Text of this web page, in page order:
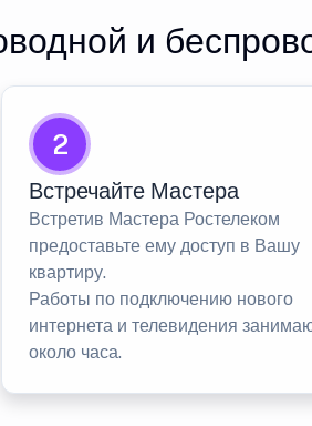
и
2
Встречайте Мастера
Встретив Мастера Ростелеком
предоставьте ему доступ в Вашу
квартиру.
Работы по подключению нового
интернета и телевидения
около часа.